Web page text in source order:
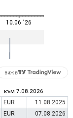
10.06 ´26
виж в
към 7.08.2026
EUR
11.08.2025
EUR
07.08.2026